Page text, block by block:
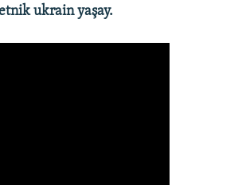
etnik ukrain yaşay.